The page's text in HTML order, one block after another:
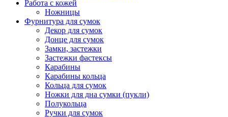
Работа с кожей
Ножницы
Фурнитура для сумок
Декор для сумок
Донце для сумок
Замки, застежки
Застежки фастексы
Карабины
Карабины кольца
Кольца для сумок
Ножки для дна сумки (пукли)
Полукольца
Ручки для сумок